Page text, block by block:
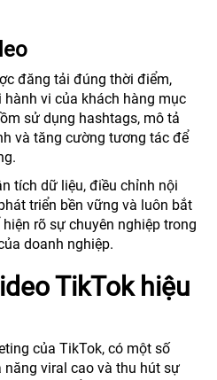
đăng tải đúng thời điểm,
vi của khách hàng mục
sử dụng hashtags, mô tả
và tăng cường tương tác để
tích dữ liệu, điều chỉnh nội
triển bền vững và luôn bắt
rõ sự chuyên nghiệp trong
doanh nghiệp.
TikTok hiệu
của TikTok, có một số
viral cao và thu hút sự